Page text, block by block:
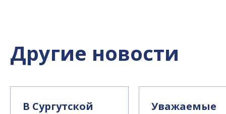
Другие новости
В Сургутской
Уважаемые